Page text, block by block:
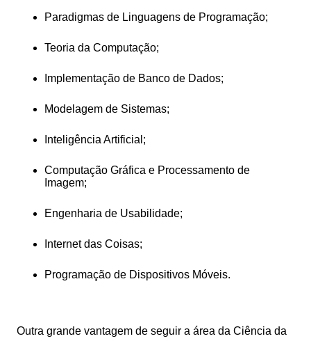
Paradigmas de Linguagens de Programação;
Teoria da Computação;
Implementação de Banco de Dados;
Modelagem de Sistemas;
Inteligência Artificial;
Computação Gráfica e Processamento de
Imagem;
Engenharia de Usabilidade;
Internet das Coisas;
Programação de Dispositivos Móveis.
Outra grande vantagem de seguir a área da Ciência da